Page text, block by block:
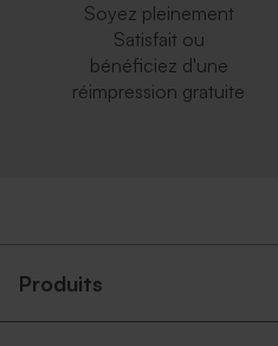
Soyez pleinement
Satisfait ou
bénéficiez d'une
réimpression gratuite
Produits